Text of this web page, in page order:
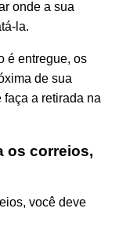
onde a sua
la.
é entregue, os
de sua
faça a retirada na
os correios,
você deve